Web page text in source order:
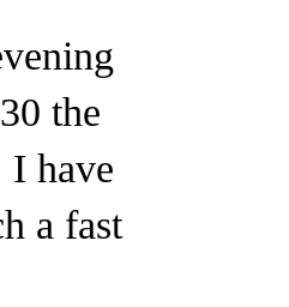
the
I have
a fast